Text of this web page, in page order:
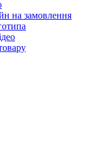
на замовлення